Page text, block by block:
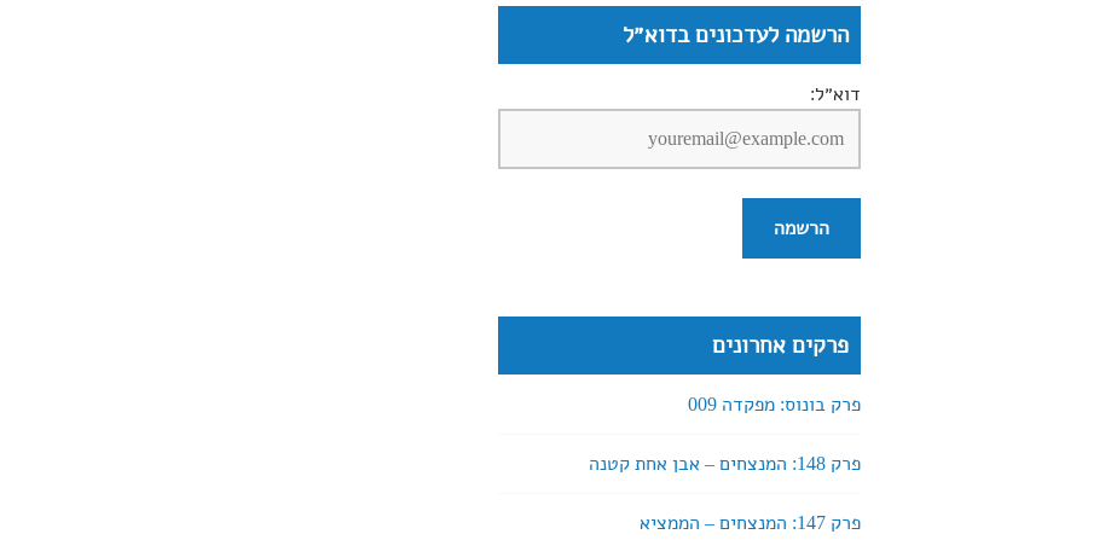
הרשמה לעדכונים בדוא״ל
דוא״ל:
פרקים אחרונים
פרק בונוס: מפקדה 009
פרק 148: המנצחים – אבן אחת קטנה
פרק 147: המנצחים – הממציא